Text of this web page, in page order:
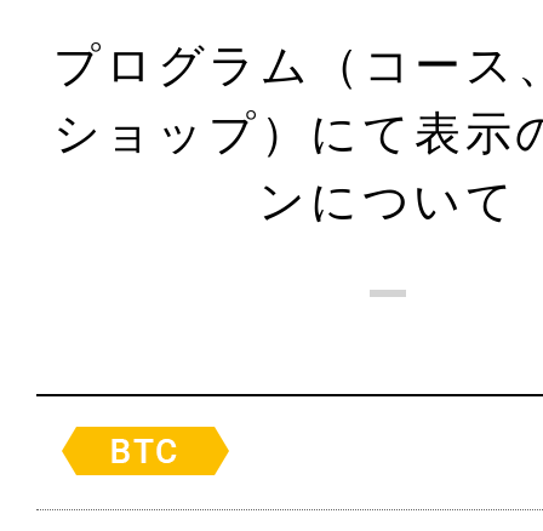
プログラム（コース
ショップ）にて表示
ンについて